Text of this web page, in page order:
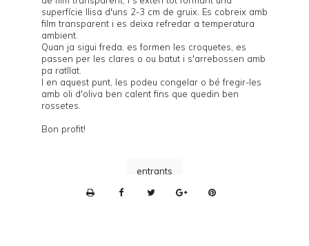
superfície llisa d'uns 2-3 cm de gruix. Es cobreix amb
film transparent i es deixa refredar a temperatura
ambient.
Quan ja sigui freda, es formen les croquetes, es
passen per les clares o ou batut i s'arrebossen amb
pa ratllat.
I en aquest punt, les podeu congelar o bé fregir-les
amb oli d'oliva ben calent fins que quedin ben
rossetes.
Bon profit!
entrants